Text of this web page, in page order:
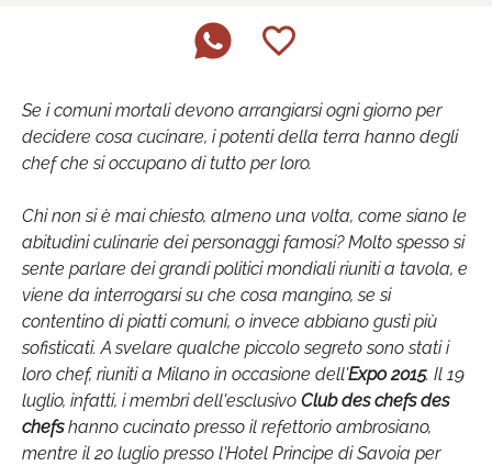
Se i comuni mortali devono arrangiarsi ogni giorno per
decidere cosa cucinare, i potenti della terra hanno degli
chef che si occupano di tutto per loro.
Chi non si è mai chiesto, almeno una volta, come siano le
abitudini culinarie dei personaggi famosi? Molto spesso si
sente parlare dei grandi politici mondiali riuniti a tavola, e
viene da interrogarsi su che cosa mangino, se si
contentino di piatti comuni, o invece abbiano gusti più
sofisticati. A svelare qualche piccolo segreto sono stati i
loro chef, riuniti a Milano in occasione dell'Expo 2015. Il 19
luglio, infatti, i membri dell'esclusivo Club des chefs des
chefshanno cucinato presso il refettorio ambrosiano,
mentre il 20 luglio presso l'Hotel Principe di Savoia per